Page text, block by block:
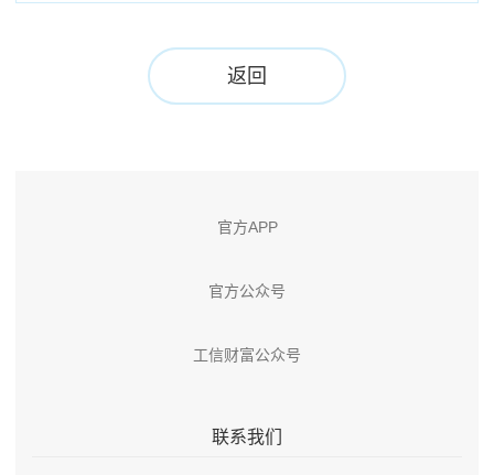
返回
官方APP
官方公众号
工信财富公众号
联系我们